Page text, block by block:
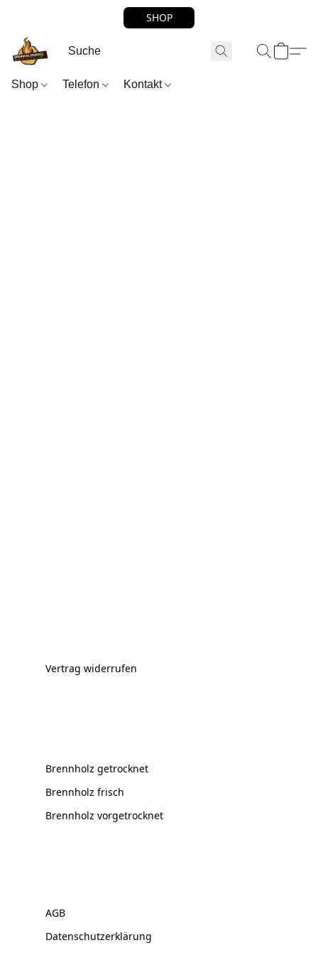
SHOP
Shop Telefon Kontakt
Vertrag widerrufen
Brennholz getrocknet
Brennholz frisch
Brennholz vorgetrocknet
AGB
Datenschutzerklärung